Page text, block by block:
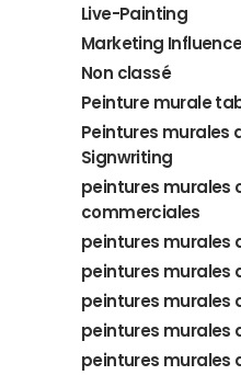
Live-Painting
Marketing
Non classé
Peinture murale
Peintures murales
Signwriting
peintures murales
commerciales
peintures murales
peintures murales
peintures murales
peintures murales
peintures murales